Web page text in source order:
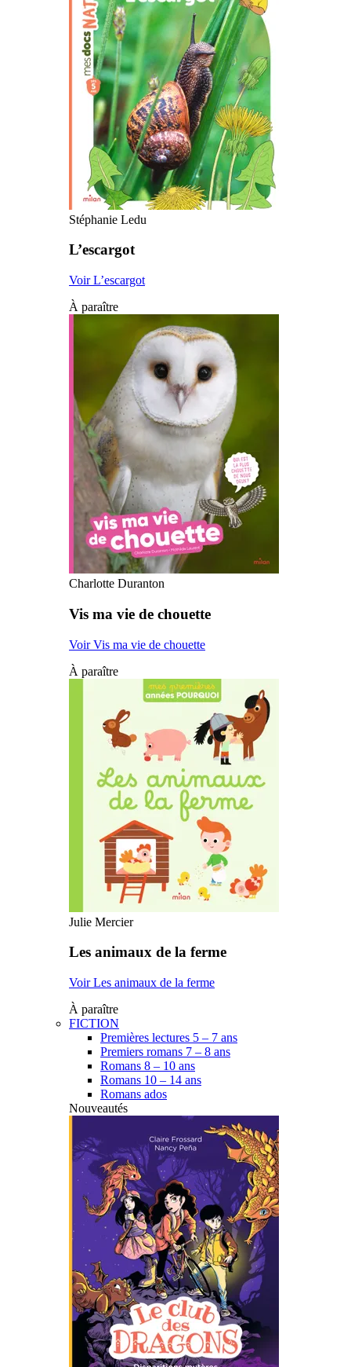
Stéphanie Ledu
L’escargot
Voir L’escargot
À paraître
Charlotte Duranton
Vis ma vie de chouette
Voir Vis ma vie de chouette
À paraître
Julie Mercier
Les animaux de la ferme
Voir Les animaux de la ferme
À paraître
FICTION
Premières lectures 5 – 7 ans
Premiers romans 7 – 8 ans
Romans 8 – 10 ans
Romans 10 – 14 ans
Romans ados
Nouveautés